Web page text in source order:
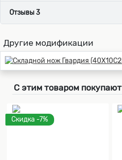
Отзывы 3
Другие модификации
С этим товаром покупают
Скидка -7%